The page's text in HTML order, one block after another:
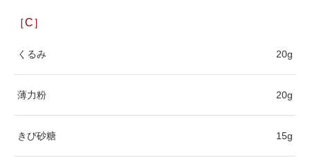
［C］
くるみ 20g
薄力粉 20g
きび砂糖 15g